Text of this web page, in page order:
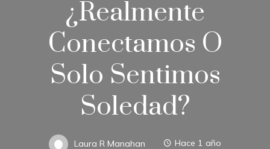
¿realmente
Conectamos O
Solo Sentimos
Soledad?
Laura R Manahan Hace 1 año